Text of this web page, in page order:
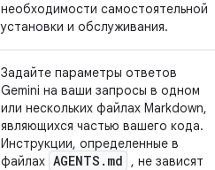
необходимости самостоятельной
установки и обслуживания.
Задайте параметры ответов
Gemini на ваши запросы в одном
или нескольких файлах Markdown,
являющихся частью вашего кода.
Инструкции, определенные в
файлах AGENTS . md
, не зависят